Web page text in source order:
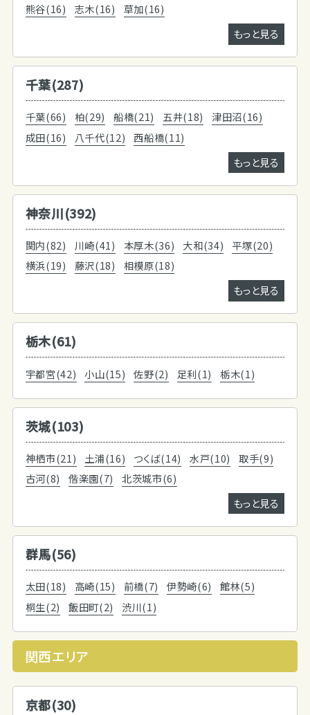
熊谷(16) 志木(16)
草加(16)
もっと見る
千葉(287)
千葉(66) 柏(29) 船橋(21) 五井(18)
津田沼(16)
成田(16)
八千代(12)
西船橋(11)
もっと見る
神奈川(392)
関内(82) 川崎(41) 本厚木(36) 大和(34)
平塚(20)
横浜(19)
藤沢(18)
相模原(18)
もっと見る
栃木(61)
宇都宮(42) 小山(15) 佐野(2) 足利(1) 栃木(1)
茨城(103)
神栖市(21) 土浦(16) つくば(14) 水戸(10)
取手(9)
古河(8)
偕楽園(7)
北茨城市(6)
もっと見る
群馬(56)
太田(18) 高崎(15) 前橋(7) 伊勢崎(6)
館林(5)
桐生(2)
飯田町(2) 渋川(1)
関西エリア
京都(30)